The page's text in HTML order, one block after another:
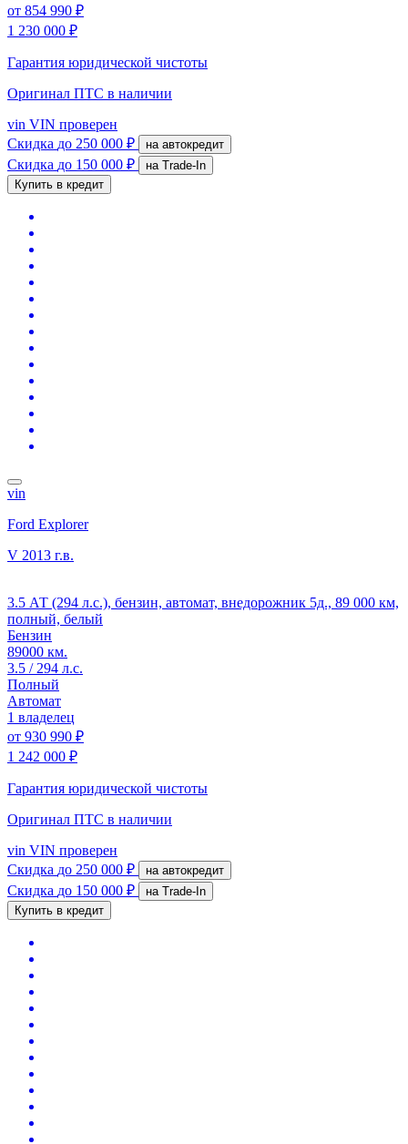
от 854 990 ₽
1 230 000 ₽
Гарантия юридической чистоты
Оригинал ПТС в наличии
vin VIN проверен
Скидка до 250 000 ₽ на автокредит
Скидка до 150 000 ₽
на Trade-In
Купить в кредит
vin
Ford Explorer
V 2013 г.в.
3.5 АТ (294 л.с.), бензин, автомат, внедорожник 5д., 89 000 км,
полный, белый
Бензин
89000 км.
3.5 / 294 л.с.
Полный
Автомат
1 владелец
от 930 990 ₽
1 242 000 ₽
Гарантия юридической чистоты
Оригинал ПТС в наличии
vin VIN проверен
Скидка до 250 000 ₽ на автокредит
Скидка до 150 000 ₽
на Trade-In
Купить в кредит